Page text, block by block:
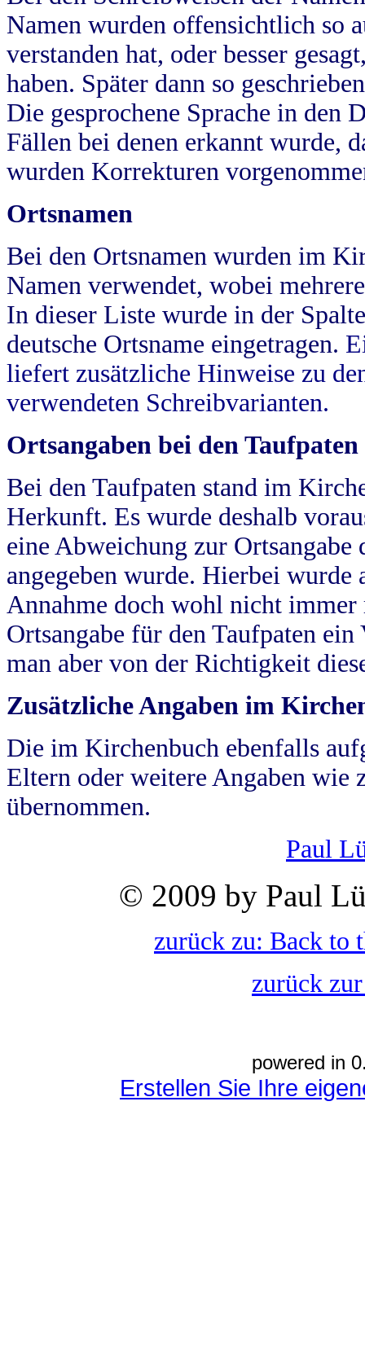
Namen wurden offensichtlich so
verstanden hat, oder besser
haben. Später dann so
Die gesprochene Sprache in
Fällen bei denen erkannt wurde,
wurden Korrekturen
Ortsnamen
Bei den Ortsnamen wurden im
Namen verwendet, wobei
In dieser Liste wurde in der
deutsche Ortsname eingetragen.
liefert zusätzliche Hinweise zu
verwendeten Schreibvarianten.
Ortsangaben bei den Taufpaten
Bei den Taufpaten stand im
Herkunft. Es wurde deshalb
eine Abweichung zur
angegeben wurde. Hierbei wurde
Annahme doch wohl nicht
Ortsangabe für den Taufpaten
man aber von der Richtigkeit
Zusätzliche Angaben im
Die im Kirchenbuch ebenfalls
Eltern oder weitere Angaben wie
übernommen.
Paul
© 2009 by Paul
zurück zu: Back to
zurück
powered in
Erstellen Sie Ihre